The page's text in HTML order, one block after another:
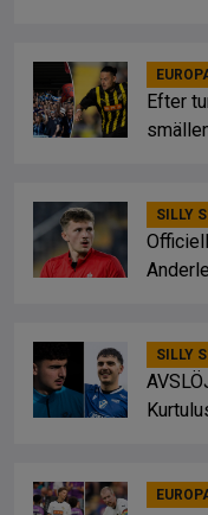
Efter
SILLY
SILLY